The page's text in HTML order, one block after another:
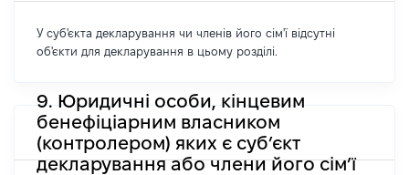
У суб'єкта декларування чи членів його сім'ї відсутні
об'єкти для декларування в цьому розділі.
9. Юридичні особи, кінцевим
бенефіціарним власником
(контролером) яких є суб’єкт
декларування або члени його сім’ї